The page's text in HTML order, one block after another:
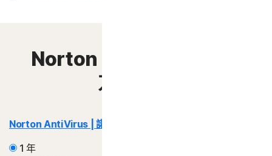
Norton 360 │ 諾頓 360
方案比較
Norton AntiVirus | 諾頓防毒
1 年